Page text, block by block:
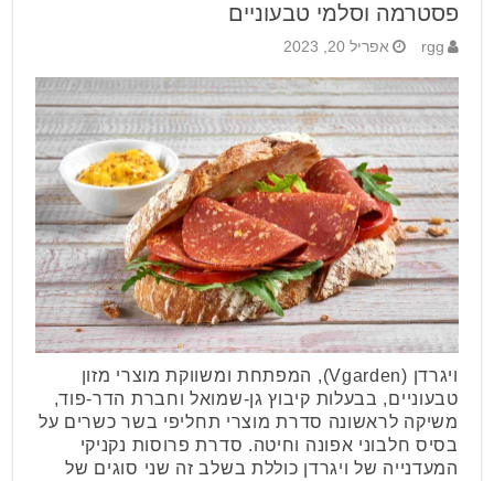
פסטרמה וסלמי טבעוניים
rgg אפריל 20, 2023
ויגרדן (Vgarden), המפתחת ומשווקת מוצרי מזון
טבעוניים, בבעלות קיבוץ גן-שמואל וחברת הדר-פוד,
משיקה לראשונה סדרת מוצרי תחליפי בשר כשרים על
בסיס חלבוני אפונה וחיטה. סדרת פרוסות נקניקי
המעדנייה של ויגרדן כוללת בשלב זה שני סוגים של